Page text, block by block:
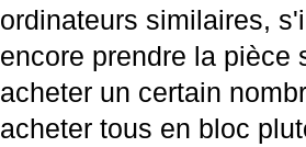
ordinateurs similaires,
encore prendre la pièce
acheter un certain
acheter tous en bloc